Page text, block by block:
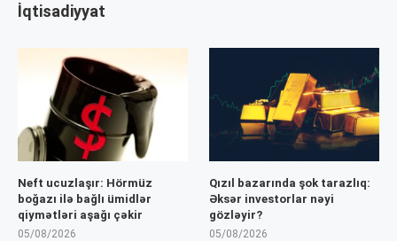
İqtisadiyyat
Neft ucuzlaşır: Hörmüz
boğazı ilə bağlı ümidlər
qiymətləri aşağı çəkir
05/08/2026
Qızıl bazarında şok tarazlıq:
Əksər investorlar nəyi
gözləyir?
05/08/2026